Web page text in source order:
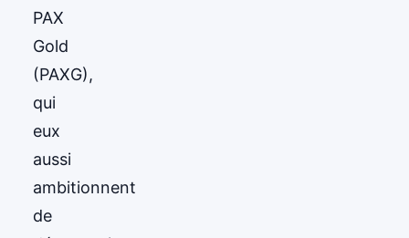
PAX
Gold
(PAXG),
qui
eux
aussi
ambitionnent
de